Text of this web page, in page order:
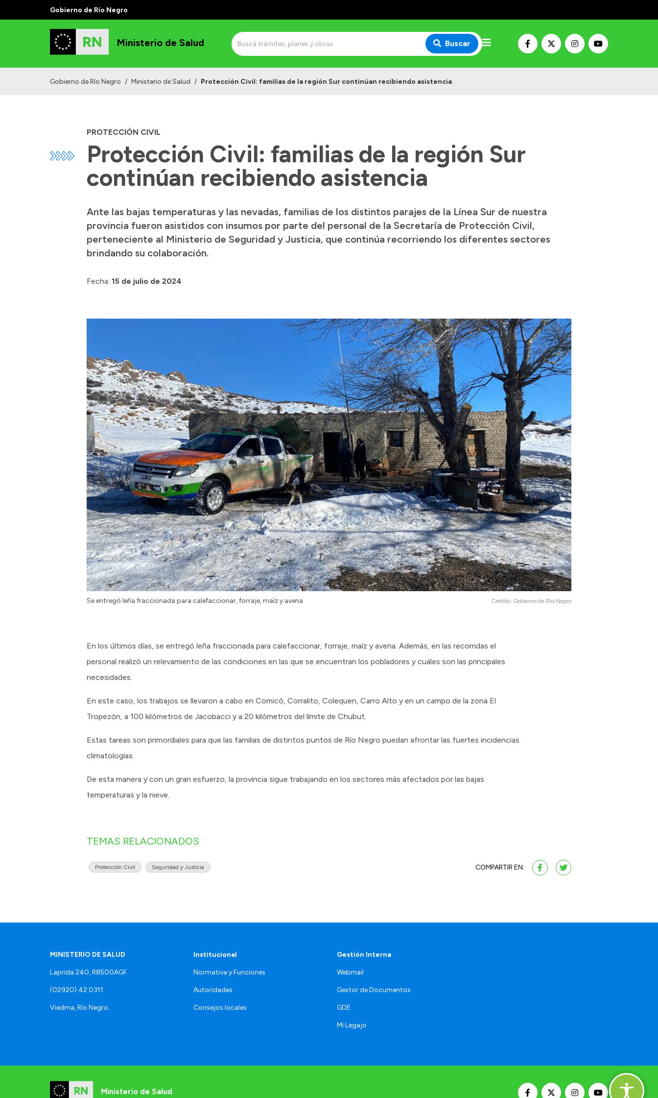
Gobierno de Río Negro
Ministerio de Salud Buscar
Gobierno de Río Negro / Ministerio de Salud / Protección Civil: familias de la región Sur continúan recibiendo asistencia
PROTECCIÓN CIVIL
Protección Civil: familias de la región Sur
continúan recibiendo asistencia
Ante las bajas temperaturas y las nevadas, familias de los distintos parajes de la Línea Sur de nuestra
provincia fueron asistidos con insumos por parte del personal de la Secretaría de Protección Civil,
perteneciente al Ministerio de Seguridad y Justicia, que continúa recorriendo los diferentes sectores
brindando su colaboración.
Fecha: 15 de julio de 2024
Se entregó leña fraccionada para calefaccionar, forraje, maíz y avena Crédito: Gobierno de Río Negro
En los últimos días, se entregó leña fraccionada para calefaccionar, forraje, maíz y avena. Además, en las recorridas el
personal realizó un relevamiento de las condiciones en las que se encuentran los pobladores y cuáles son las principales
necesidades.
En este caso, los trabajos se llevaron a cabo en Comicó, Corralito, Colequen, Carro Alto y en un campo de la zona El
Tropezón, a 100 kilómetros de Jacobacci y a 20 kilómetros del límite de Chubut.
Estas tareas son primordiales para que las familias de distintos puntos de Río Negro puedan afrontar las fuertes incidencias
climatologías.
De esta manera y con un gran esfuerzo, la provincia sigue trabajando en los sectores más afectados por las bajas
temperaturas y la nieve.
TEMAS RELACIONADOS
Protección Civil Seguridad y Justicia COMPARTIR EN:
MINISTERIO DE SALUD
Laprida 240, R8500AGF.
(02920) 42 0311.
Viedma, Río Negro.
Institucional
Normativa y Funciones
Autoridades
Consejos locales
Gestión Interna
Webmail
Gestor de Documentos
GDE
Mi Legajo
Ministerio de Salud